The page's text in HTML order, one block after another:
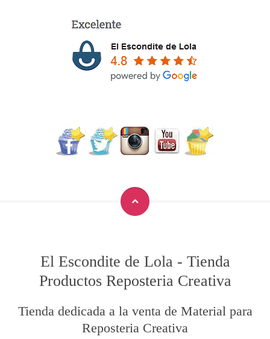
El Escondite de Lola - Tienda
Productos Reposteria Creativa
Tienda dedicada a la venta de Material para
Reposteria Creativa